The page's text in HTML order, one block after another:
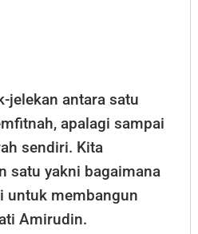
jelekan antara satu
apalagi sampai
sendiri. Kita
satu yakni bagaimana
untuk membangun
Amirudin.